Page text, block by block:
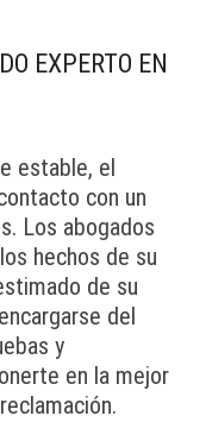
EXPERTO EN
estable, el
con un
Los abogados
hechos de su
de su
del
y
en la mejor